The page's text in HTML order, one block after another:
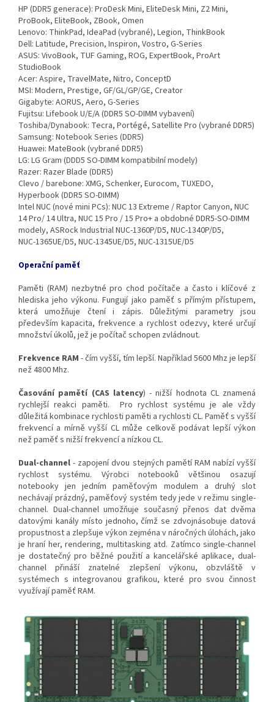
HP (DDR5 generace): ProDesk Mini, EliteDesk Mini, Z2 Mini,
ProBook, EliteBook, ZBook, Omen
Lenovo: ThinkPad, IdeaPad (vybrané), Legion, ThinkBook
Dell: Latitude, Precision, Inspiron, Vostro, G‑Series
ASUS: VivoBook, TUF Gaming, ROG, ExpertBook, ProArt
StudioBook
Acer: Aspire, TravelMate, Nitro, ConceptD
MSI: Modern, Prestige, GF/GL/GP/GE, Creator
Gigabyte: AORUS, Aero, G‑Series
Fujitsu: Lifebook U/E/A (DDR5 SO‑DIMM vybavení)
Toshiba/Dynabook: Tecra, Portégé, Satellite Pro (vybrané DDR5)
Samsung: Notebook Series (DDR5)
Huawei: MateBook (vybrané DDR5)
LG: LG Gram (DDD5 SO‑DIMM kompatibilní modely)
Razer: Razer Blade (DDR5)
Clevo / barebone: XMG, Schenker, Eurocom, TUXEDO,
Hyperbook (DDR5 SO‑DIMM)
Intel NUC (nové mini PCs): NUC 13 Extreme / Raptor Canyon, NUC
14 Pro/ 14 Ultra, NUC 15 Pro / 15 Pro+ a obdobné DDR5‑SO‑DIMM
modely, ASRock Industrial NUC‑1360P/D5, NUC‑1340P/D5,
NUC‑1365UE/D5, NUC‑1345UE/D5, NUC‑1315UE/D5
Operační paměť
Paměti (RAM) nezbytné pro chod počítače a často i klíčové z
hlediska jeho výkonu. Fungují jako paměť s přímým přístupem,
která umožňuje čtení i zápis. Důležitými parametry jsou
především kapacita, frekvence a rychlost odezvy, které určují
množství úkolů, jež je počítač schopen zvládnout.
Frekvence RAM - čím vyšší, tím lepší. Například 5600 Mhz je lepší
než 4800 Mhz.
Časování pamětí (CAS latency) - nižší hodnota CL znamená
rychlejší reakci paměti. Pro rychlost systému je ale vždy
důležitá kombinace rychlosti paměti a rychlosti CL. Paměť s vyšší
frekvencí a mírně vyšší CL může celkově podávat lepší výkon
než paměť s nižší frekvencí a nízkou CL.
Dual-channel - zapojení dvou stejných pamětí RAM nabízí vyšší
rychlost systému. Výrobci notebooků většinou osazují
notebooky jen jedním paměťovým modulem a druhý slot
nechávají prázdný, paměťový systém tedy jede v režimu single-
channel. Dual-channel umožňuje současný přenos dat dvěma
datovými kanály místo jednoho, čímž se zdvojnásobuje datová
propustnost a zlepšuje výkon zejména v náročných úlohách, jako
je hraní her, rendering, multitasking atd. Zatímco single-channel
je dostatečný pro běžné použití a kancelářské aplikace, dual-
channel přináší znatelné zlepšení výkonu, obzvláště v
systémech s integrovanou grafikou, které pro svou činnost
využívají paměť RAM.